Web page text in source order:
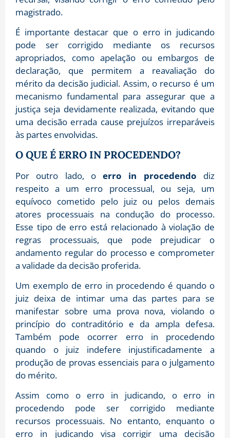
magistrado.
É importante destacar que o erro in judicando
pode ser corrigido mediante os recursos
apropriados, como apelação ou embargos de
declaração, que permitem a reavaliação do
mérito da decisão judicial. Assim, o recurso é um
mecanismo fundamental para assegurar que a
justiça seja devidamente realizada, evitando que
uma decisão errada cause prejuízos irreparáveis
às partes envolvidas.
O QUE É ERRO IN PROCEDENDO?
Por outro lado, oerro in procedendo diz
respeito a um erro processual, ou seja, um
equívoco cometido pelo juiz ou pelos demais
atores processuais na condução do processo.
Esse tipo de erro está relacionado à violação de
regras processuais, que pode prejudicar o
andamento regular do processo e comprometer
a validade da decisão proferida.
Um exemplo de erro in procedendo é quando o
juiz deixa de intimar uma das partes para se
manifestar sobre uma prova nova, violando o
princípio do contraditório e da ampla defesa.
Também pode ocorrer erro in procedendo
quando o juiz indefere injustificadamente a
produção de provas essenciais para o julgamento
do mérito.
Assim como o erro in judicando, o erro in
procedendo pode ser corrigido mediante
recursos processuais. No entanto, enquanto o
erro in judicando visa corrigir uma decisão